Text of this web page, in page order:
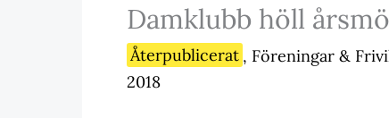
Damklubb höll
Återpublicerat , Föreningar &
2018